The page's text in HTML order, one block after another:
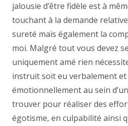
jalousie d’être fidèle est à
touchant à la demande
sureté mais également la
moi. Malgré tout vous devez
uniquement amé rien
instruit soit eu verbalement et
émotionnellement au sein
trouver pour réaliser des
égotisme, en culpabilité ainsi